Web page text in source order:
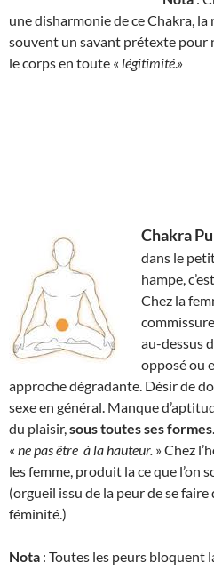
une disharmonie de ce Chakra,
souvent un savant prétexte pour
le corps en toute « légitimité.»
Chakra
dans le
hampe,
Chez la
au-dessus
opposé ou
approche dégradante. Désir de
sexe en général. Manque
du plaisir,sous toutes ses formes
« ne pas être à la hauteur. » Chez
les femme, produit la ce que l’on
(orgueil issu de la peur de se
féminité.)
Nota : Toutes les peurs bloquent